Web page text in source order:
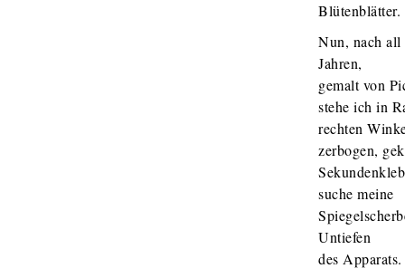
Blütenblätter.
Nun, nach all
Jahren,
gemalt von
stehe ich in
rechten
zerbogen,
suche meine
Untiefen
des Apparats.